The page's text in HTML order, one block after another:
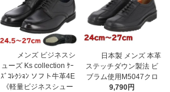
メンズ ビジネスシ
ューズ Ks collection ｹｰ
ｽﾞｺﾚｸｼｮﾝ ソフト牛革4E
《軽量ビジネスシュー
日本製 メンズ 本革
ステッチダウン製法 ビ
ブラム使用M5047クロ
9,790円